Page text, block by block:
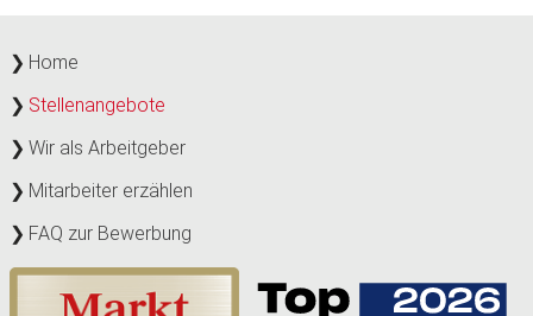
Home
Stellenangebote
Wir als Arbeitgeber
Mitarbeiter erzählen
FAQ zur Bewerbung